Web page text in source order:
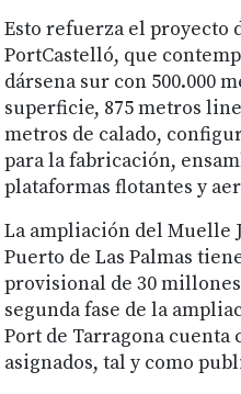
Esto refuerza el proyecto
PortCastelló, que
dársena sur con 500.000
superficie, 875 metros
metros de calado,
para la fabricación,
plataformas flotantes y
La ampliación del Muelle
Puerto de Las Palmas
provisional de 30
segunda fase de la
Port de Tarragona cuenta
asignados, tal y como